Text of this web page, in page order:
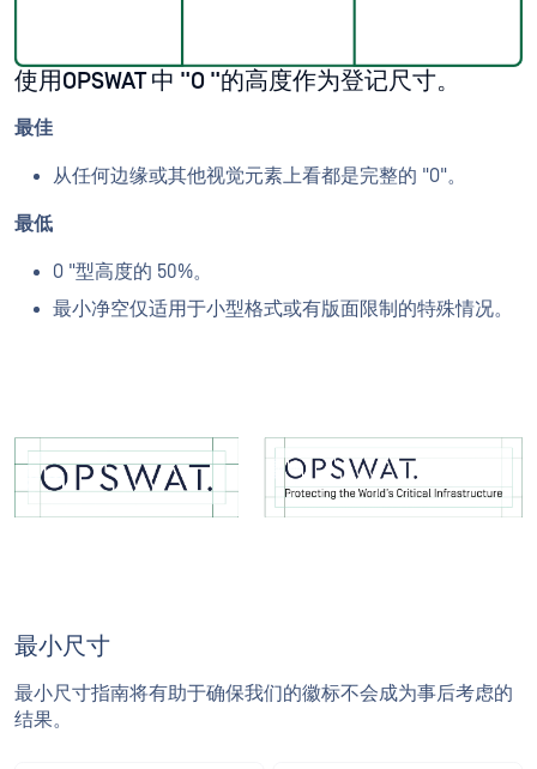
使用OPSWAT 中 "O "的高度作为登记尺寸。
最佳
从任何边缘或其他视觉元素上看都是完整的 "O"。
最低
O "型高度的 50%。
最小净空仅适用于小型格式或有版面限制的特殊情况。
最小尺寸
最小尺寸指南将有助于确保我们的徽标不会成为事后考虑的
结果。